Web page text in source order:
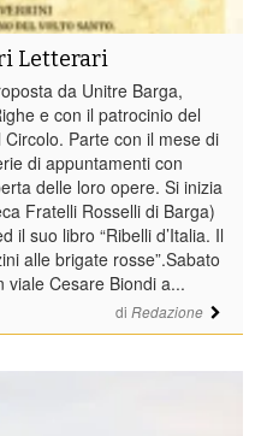
di Redazione
Letterari
da Unitre Barga,
e con il patrocinio del
Parte con il mese di
di appuntamenti con
delle loro opere. Si inizia
Fratelli Rosselli di Barga)
il suo libro “Ribelli d’Italia. Il
alle brigate rosse”.Sabato
viale Cesare Biondi a...